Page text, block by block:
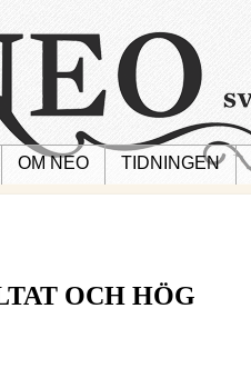
OM NEO TIDNINGEN
OCH HÖG